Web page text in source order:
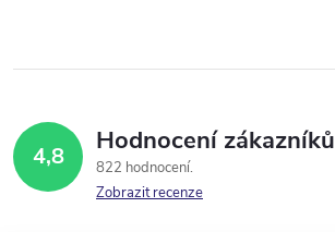
4,8 Hodnocení zákazníků
822 hodnocení
Zobrazit recenze